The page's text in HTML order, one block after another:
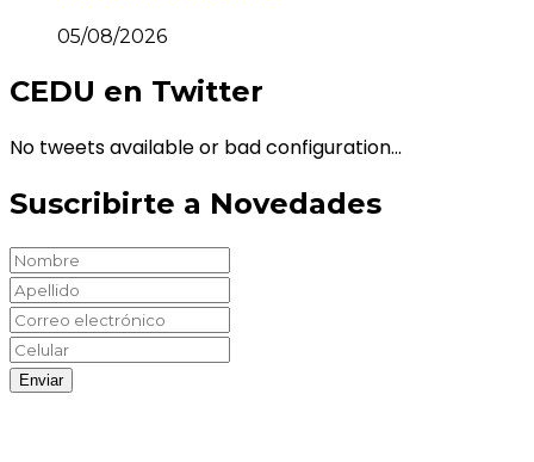
05/08/2026
CEDU en Twitter
No tweets available or bad configuration...
Suscribirte a Novedades